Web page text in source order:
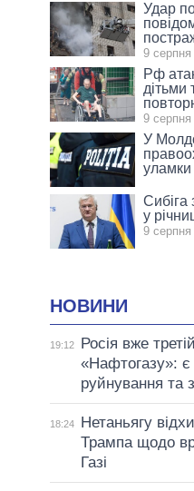
Удар
9
Рф
дітьми
9
У
Сибіга
у
9
НОВИНИ
19:12
Росія вже
«Нафтогазу»:
руйнування та
18:24
Нетаньягу
Трампа щодо
Газі